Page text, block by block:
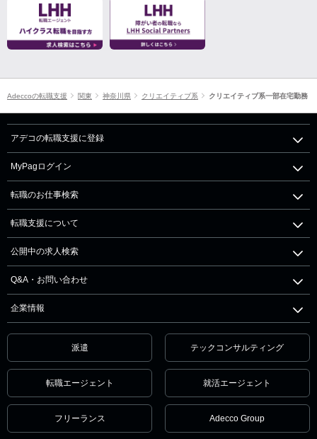
Adeccoの転職支援 関東 神奈川県 クリエイティブ系 クリエイティブ系一部在宅勤務
アデコの転職支援に登録
MyPagログイン
転職のお仕事検索
転職支援について
公開中の求人検索
Q&A・お問い合わせ
企業情報
派遣 テックコンサルティング
転職エージェント 就活エージェント
フリーランス Adecco Group